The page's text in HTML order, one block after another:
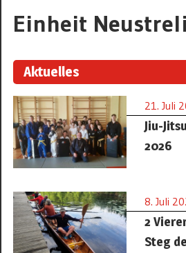
Einheit
Aktuelles
21. Juli
Jiu-
2026
8. Juli
2
Steg